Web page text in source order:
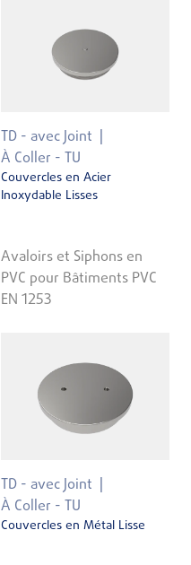
TD - avec Joint
À Coller - TU
Couvercles en Acier
Inoxydable Lisses
Avaloirs et Siphons en
PVC pour Bâtiments PVC
EN 1253
TD - avec Joint
À Coller - TU
Couvercles en Métal Lisse